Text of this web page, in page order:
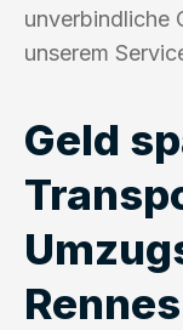
unverbindliche
unserem
Geld
Rennes